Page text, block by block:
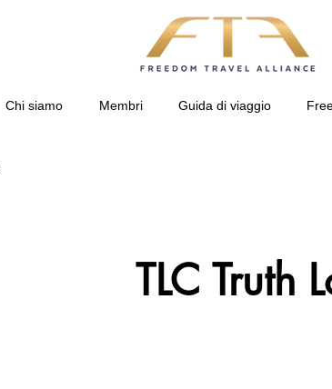
Chi siamo Membri Guida di viaggio
TLC Truth